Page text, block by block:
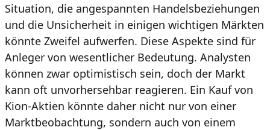
Situation, die angespannten Handelsbeziehungen
und die Unsicherheit in einigen wichtigen Märkten
könnte Zweifel aufwerfen. Diese Aspekte sind für
Anleger von wesentlicher Bedeutung. Analysten
können zwar optimistisch sein, doch der Markt
kann oft unvorhersehbar reagieren. Ein Kauf von
Kion-Aktien könnte daher nicht nur von einer
Marktbeobachtung, sondern auch von einem